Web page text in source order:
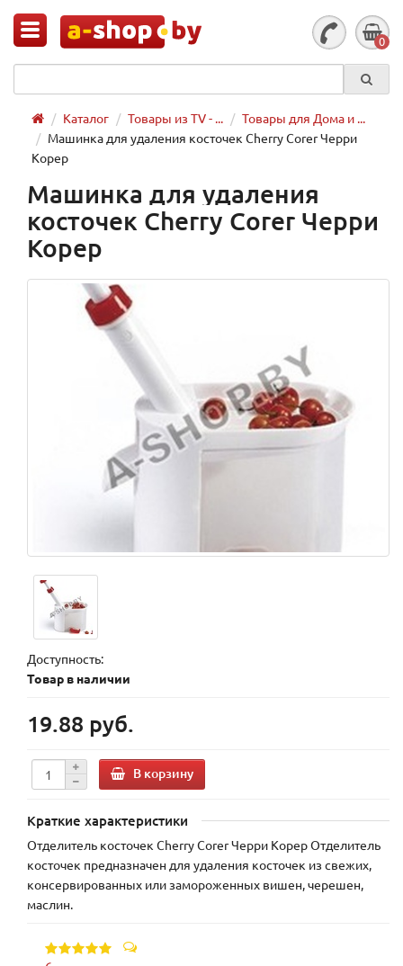
0
Каталог Товары из TV - ...
Товары для Дома и ...
Машинка для удаления косточек Cherry Corer Черри
Корер
Машинка для удаления
косточек Cherry Corer Черри
Корер
Доступность:
Товар в наличии
19.88 руб.
В корзину
Краткие характеристики
Отделитель косточек Cherry Corer Черри Корер Отделитель
косточек предназначен для удаления косточек из свежих,
консервированных или замороженных вишен, черешен,
маслин.